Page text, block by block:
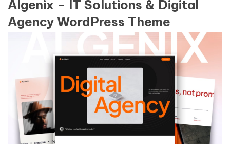
Algenix – IT Solutions & Digital
Agency WordPress Theme